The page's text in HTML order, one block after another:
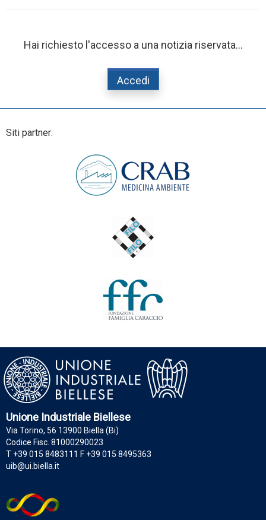
Hai richiesto l'accesso a una notizia riservata...
Accedi
Siti partner:
Unione Industriale Biellese
Via Torino, 56 13900 Biella (Bi)
Codice Fisc. 81000290023
T +39 015 8483111 F +39 015 8495363
uib@ui.biella.it